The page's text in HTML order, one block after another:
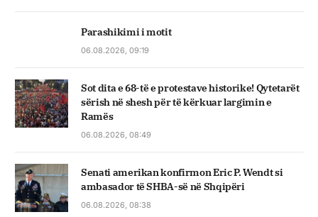
Parashikimi i motit
06.08.2026, 09:19
Sot dita e 68-të e protestave historike! Qytetarët
sërish në shesh për të kërkuar largimin e
Ramës
06.08.2026, 08:49
Senati amerikan konfirmon Eric P. Wendt si
ambasador të SHBA-së në Shqipëri
06.08.2026, 08:38